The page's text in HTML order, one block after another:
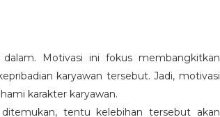
Motivasi ini fokus membangkitkan
karyawan tersebut. Jadi, motivasi
karakter karyawan.
tentu kelebihan tersebut akan